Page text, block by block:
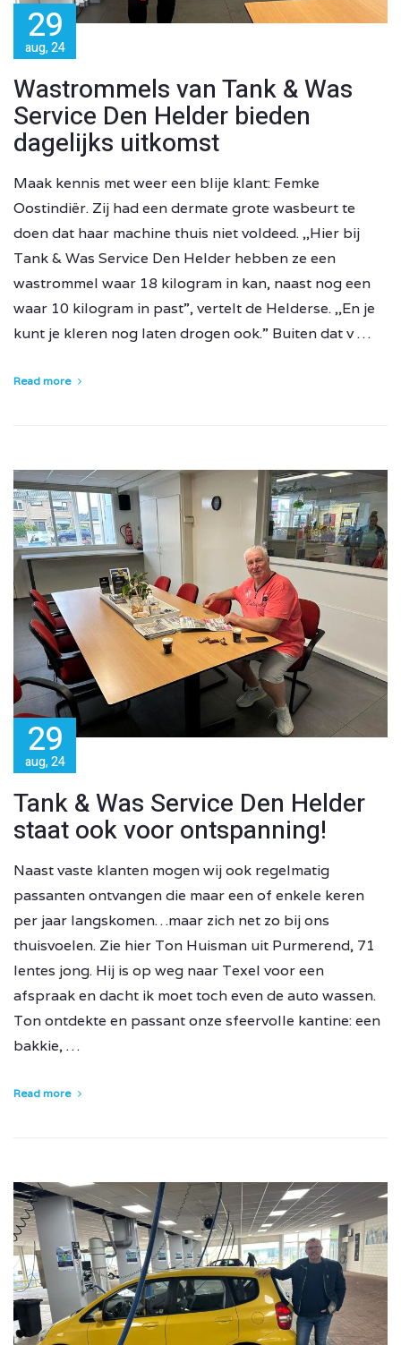
29
aug, 24
Wastrommels van Tank & Was
Service Den Helder bieden
dagelijks uitkomst
Maak kennis met weer een blije klant: Femke
Oostindiër. Zij had een dermate grote wasbeurt te
doen dat haar machine thuis niet voldeed. ,,Hier bij
Tank & Was Service Den Helder hebben ze een
wastrommel waar 18 kilogram in kan, naast nog een
waar 10 kilogram in past”, vertelt de Helderse. ,,En je
kunt je kleren nog laten drogen ook.” Buiten dat v …
Read more
29
aug, 24
Tank & Was Service Den Helder
staat ook voor ontspanning!
Naast vaste klanten mogen wij ook regelmatig
passanten ontvangen die maar een of enkele keren
per jaar langskomen…maar zich net zo bij ons
thuisvoelen. Zie hier Ton Huisman uit Purmerend, 71
lentes jong. Hij is op weg naar Texel voor een
afspraak en dacht ik moet toch even de auto wassen.
Ton ontdekte en passant onze sfeervolle kantine: een
bakkie, …
Read more